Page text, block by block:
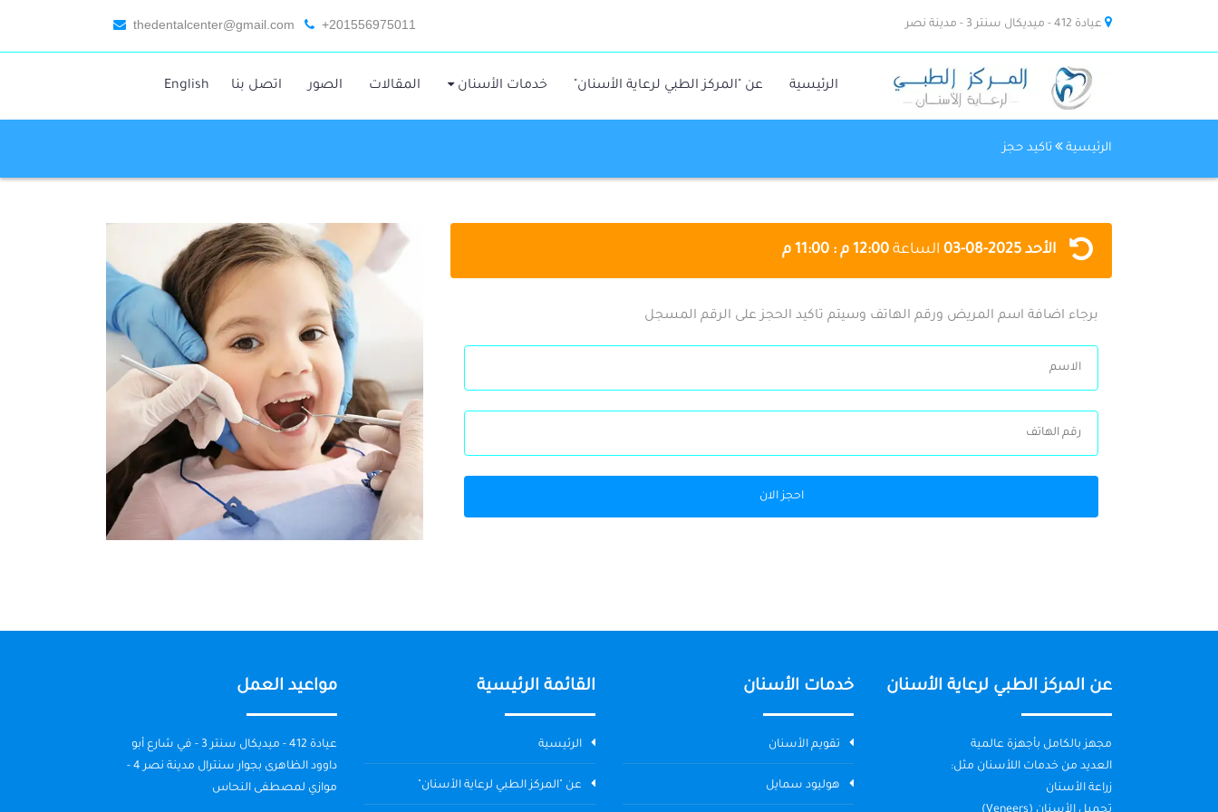
عيادة 412 - ميديكال سنتر 3 - مدينة نصر +201556975011
thedentalcenter@gmail.com
الرئيسية عن "المركز الطبي لرعاية الأسنان" خدمات الأسنان المقالات الصور اتصل بنا English
الرئيسية تاكيد حجز
الأحد 2025-08-03 الساعة 12:00 م : 11:00 م
برجاء اضافة اسم المريض ورقم الهاتف وسيتم تاكيد الحجز على الرقم المسجل
احجز الان
عن المركز الطبي لرعاية الأسنان
مجهز بالكامل بأجهزة عالمية
العديد من خدمات اللأسنان مثل:
زراعة الأسنان
خدمات الأسنان
تقويم الأسنان
هوليود سمايل
القائمة الرئيسية
الرئيسية
عن "المركز الطبي لرعاية الأسنان"
مواعيد العمل
عيادة 412 - ميديكال سنتر 3 - في شارع أبو
داوود الظاهرى بجوار سنترال مدينة نصر 4 -
موازي لمصطفى النحاس